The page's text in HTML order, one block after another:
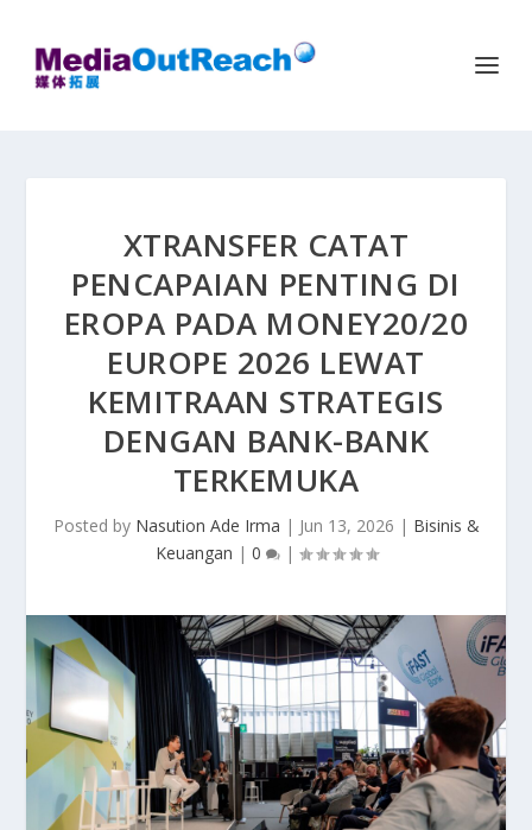
XTRANSFER CATAT
PENCAPAIAN PENTING DI
EROPA PADA MONEY20/20
EUROPE 2026 LEWAT
KEMITRAAN STRATEGIS
DENGAN BANK-BANK
TERKEMUKA
Posted by Nasution Ade Irma | Jun 13, 2026 | Bisinis &
Keuangan | 0 |